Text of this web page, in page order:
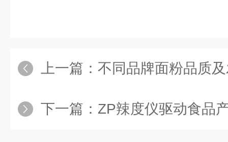
上一篇： 不同品牌面粉品质
下一篇： ZP辣度仪驱动食品